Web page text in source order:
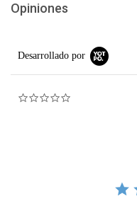
Opiniones
Desarrollado por